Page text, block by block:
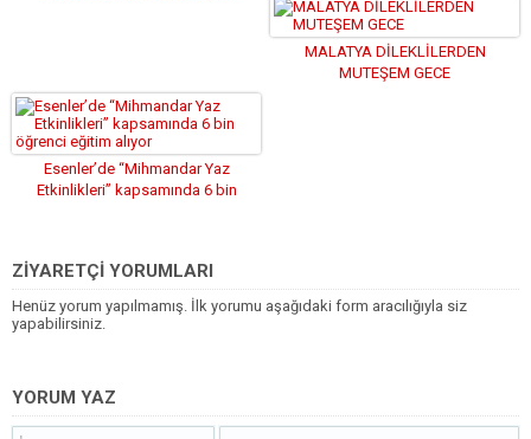
MALATYA DİLEKLİLERDEN
MUTEŞEM GECE
Esenler’de “Mihmandar Yaz
Etkinlikleri” kapsamında 6 bin
ZİYARETÇİ YORUMLARI
Henüz yorum yapılmamış. İlk yorumu aşağıdaki form aracılığıyla siz
yapabilirsiniz.
YORUM YAZ